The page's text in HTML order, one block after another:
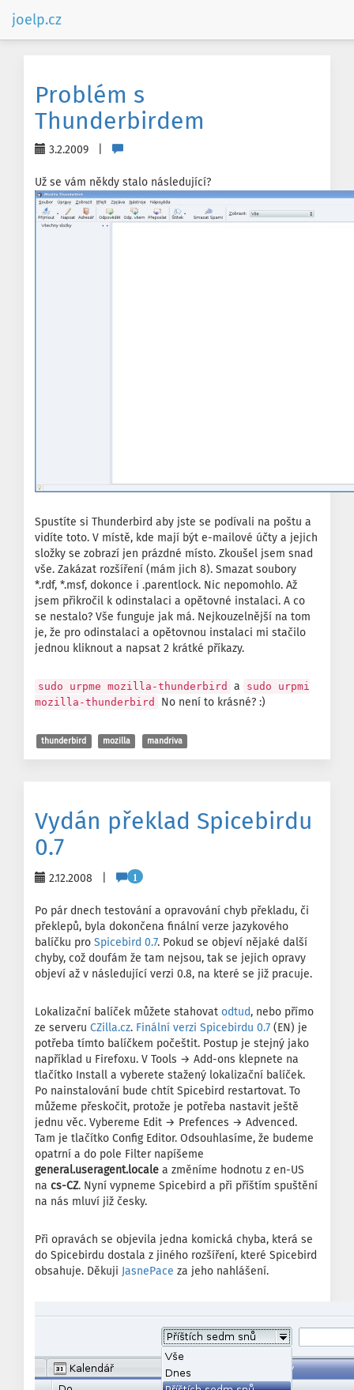
joelp.cz
Problém s
Thunderbirdem
3.2.2009 |
Už se vám někdy stalo následující?
Spustíte si Thunderbird aby jste se podívali na poštu a
vidíte toto. V místě, kde mají být e-mailové účty a jejich
složky se zobrazí jen prázdné místo. Zkoušel jsem snad
vše. Zakázat rozšíření (mám jich 8). Smazat soubory
*.rdf, *.msf, dokonce i .parentlock. Nic nepomohlo. Až
jsem přikročil k odinstalaci a opětovné instalaci. A co
se nestalo? Vše funguje jak má. Nejkouzelnější na tom
je, že pro odinstalaci a opětovnou instalaci mi stačilo
jednou kliknout a napsat 2 krátké příkazy.
sudo urpme mozilla-thunderbird a
sudo urpmi
mozilla-thunderbird
No není to krásné? :)
thunderbird mozilla mandriva
Vydán překlad Spicebirdu
0.7
2.12.2008 | 1
Po pár dnech testování a opravování chyb překladu, či
překlepů, byla dokončena finální verze jazykového
balíčku pro Spicebird 0.7. Pokud se objeví nějaké další
chyby, což doufám že tam nejsou, tak se jejich opravy
objeví až v následující verzi 0.8, na které se již pracuje.
Lokalizační balíček můžete stahovat odtud, nebo přímo
ze serveru CZilla.cz. Finální verzi Spicebirdu 0.7 (EN) je
potřeba tímto balíčkem počeštit. Postup je stejný jako
například u Firefoxu. V Tools → Add-ons klepnete na
tlačítko Install a vyberete stažený lokalizační balíček.
Po nainstalování bude chtít Spicebird restartovat. To
můžeme přeskočit, protože je potřeba nastavit ještě
jednu věc. Vybereme Edit → Prefences → Advenced.
Tam je tlačítko Config Editor. Odsouhlasíme, že budeme
opatrní a do pole Filter napíšeme
general.useragent.locale a změníme hodnotu z en-US
na cs-CZ. Nyní vypneme Spicebird a při příštím spuštění
na nás mluví již česky.
Při opravách se objevila jedna komická chyba, která se
do Spicebirdu dostala z jiného rozšíření, které Spicebird
obsahuje. Děkuji JasnePace za jeho nahlášení.